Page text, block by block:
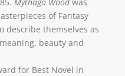
of Fantasy
describe themselves as
beauty and
for Best Novel in